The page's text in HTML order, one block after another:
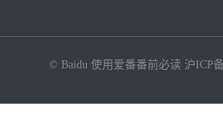
© Baidu 使用爱番番前必读 沪ICP